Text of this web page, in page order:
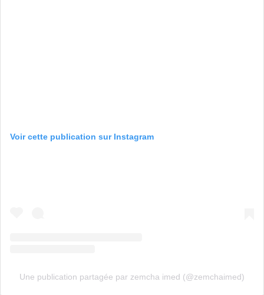
Voir cette publication sur Instagram
Une publication partagée par zemcha imed (@zemchaimed)